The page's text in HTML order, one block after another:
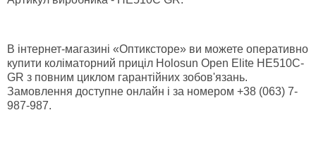
В інтернет-магазині «Оптиксторе» ви можете оперативно
купити коліматорний приціл Holosun Open Elite HE510C-
GR з повним циклом гарантійних зобов'язань.
Замовлення доступне онлайн і за номером +38 (063) 7-
987-987.